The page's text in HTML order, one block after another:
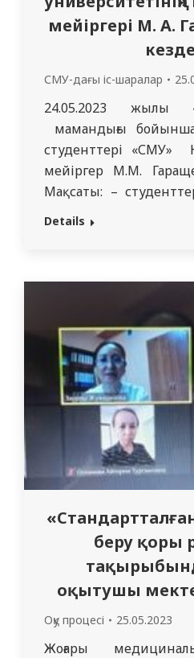
мейіргері М. А.
СМУ-дағы іс-шаралар
24.05.2023 жылы
мамандығы
студенттері «СМУ»
мейіргер М.М.
Мақсаты: –
денсаулық
құрмет көрсету;
қызметтің мәнін
кішіпейілділік,
деген мақтаныш
Details
беру қоры
оқытушы
Оқу процесі 25.05.2023
Жоғары